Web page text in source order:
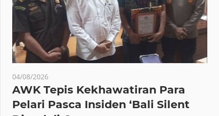
04/08/2026
AWK Tepis Kekhawatiran Para
Pelari Pasca Insiden ‘Bali Silent